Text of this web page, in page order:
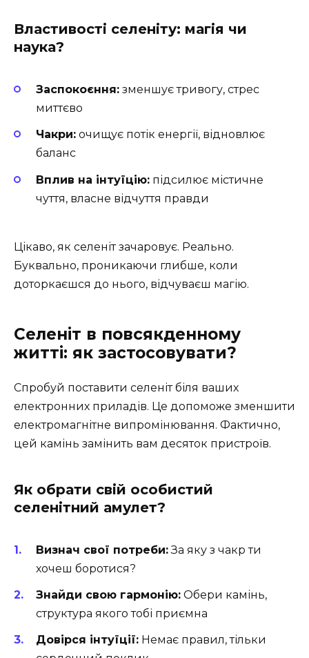
Властивості селеніту: магія чи
наука?
Заспокоєння: зменшує тривогу, стрес
миттєво
Чакри: очищує потік енергії, відновлює
баланс
Вплив на інтуїцію: підсилює містичне
чуття, власне відчуття правди
Цікаво, як селеніт зачаровує. Реально.
Буквально, проникаючи глибше, коли
доторкаєшся до нього, відчуваєш магію.
Селеніт в повсякденному
житті: як застосовувати?
Спробуй поставити селеніт біля ваших
електронних приладів. Це допоможе зменшити
електромагнітне випромінювання. Фактично,
цей камінь замінить вам десяток пристроїв.
Як обрати свій особистий
селенітний амулет?
Визнач свої потреби:За яку з чакр ти
хочеш боротися?
Знайди свою гармонію: Обери камінь,
структура якого тобі приємна
Довірся інтуїції: Немає правил, тільки